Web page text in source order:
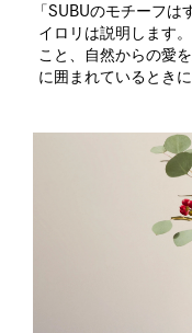
「SUBUのモチーフ
イロリは説明します
こと、自然からの愛
に囲まれているとき